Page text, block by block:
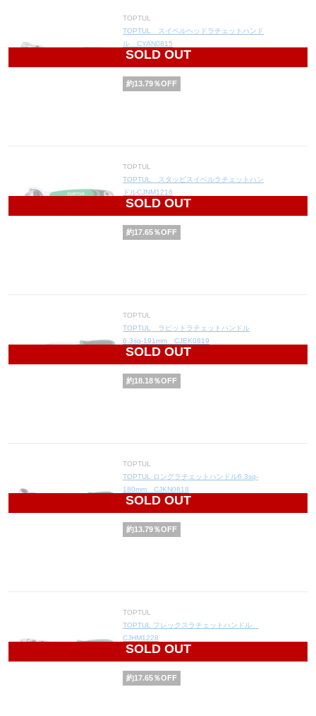
SOLD OUT
TOPTUL
TOPTUL スイベルヘッドラチェットハンド
ル CYAN0815
5,000
約13.79％OFF
SOLD OUT
TOPTUL
TOPTUL スタッビスイベルラチェットハン
ドルCJNM1216
5,600
約17.65％OFF
SOLD OUT
TOPTUL
TOPTUL ラピットラチェットハンドル
6.3sq-191mm CJEK0819
5,400
約18.18％OFF
SOLD OUT
TOPTUL
TOPTUL ロングラチェットハンドル6.3sq-
180mm CJKN0818
5,000
約13.79％OFF
SOLD OUT
TOPTUL
TOPTUL フレックスラチェットハンドル
CJHM1228
5,600
約17.65％OFF